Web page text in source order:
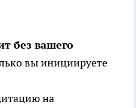
без вашего
вы инициируете
на